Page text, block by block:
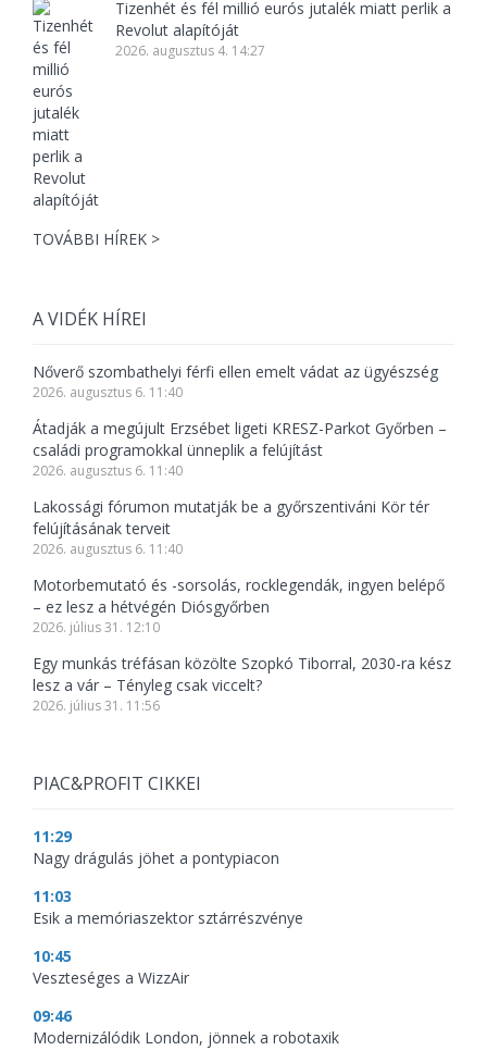
Tizenhét és fél millió eurós jutalék miatt perlik a
Revolut alapítóját
2026. augusztus 4. 14:27
TOVÁBBI HÍREK >
A VIDÉK HÍREI
Nőverő szombathelyi férfi ellen emelt vádat az ügyészség
2026. augusztus 6. 11:40
Átadják a megújult Erzsébet ligeti KRESZ-Parkot Győrben –
családi programokkal ünneplik a felújítást
2026. augusztus 6. 11:40
Lakossági fórumon mutatják be a győrszentiváni Kör tér
felújításának terveit
2026. augusztus 6. 11:40
Motorbemutató és -sorsolás, rocklegendák, ingyen belépő
– ez lesz a hétvégén Diósgyőrben
2026. július 31. 12:10
Egy munkás tréfásan közölte Szopkó Tiborral, 2030-ra kész
lesz a vár – Tényleg csak viccelt?
2026. július 31. 11:56
PIAC&PROFIT CIKKEI
11:29
Nagy drágulás jöhet a pontypiacon
11:03
Esik a memóriaszektor sztárrészvénye
10:45
Veszteséges a WizzAir
09:46
Modernizálódik London, jönnek a robotaxik